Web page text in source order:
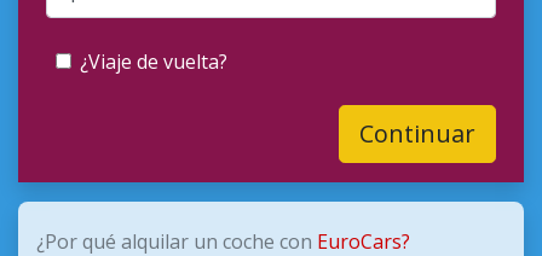
¿Viaje de vuelta?
Continuar
¿Por qué alquilar un coche con EuroCars?